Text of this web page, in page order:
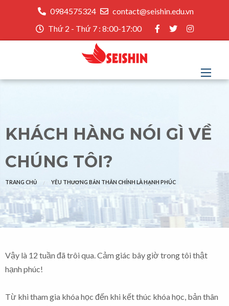
0984575324
contact@seishin.edu.vn
Thứ 2 - Thứ 7 : 8:00-17:00
KHÁCH HÀNG NÓI GÌ VỀ
CHÚNG TÔI?
TRANG CHỦ YÊU THƯƠNG BẢN THÂN CHÍNH LÀ HẠNH PHÚC
Vậy là 12 tuần đã trôi qua. Cảm giác bây giờ trong tôi thật
hạnh phúc!
Từ khi tham gia khóa học đến khi kết thúc khóa học, bản thân